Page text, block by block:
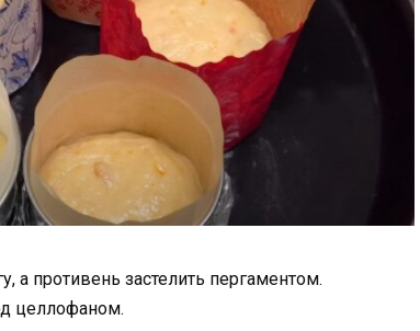
противень застелить пергаментом.
целлофаном.